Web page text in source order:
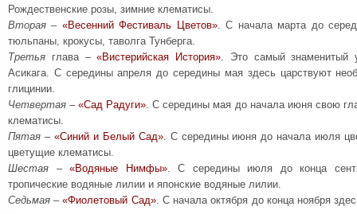
Рождественские розы, зимние клематисы.
Вторая – «Весенний Фестиваль Цветов». С начала марта до
тюльпаны, крокусы, таволга Тунберга.
Третья глава –«Вистерийская История». Это самый знаменитый
Асикага. С середины апреля до середины мая здесь царствуют
глицинии.
Четвертая –«Сад Радуги». С середины мая до начала июня свою
клематисы.
Пятая – «Синий и Белый Сад». С середины июня до начала июля
цветущие клематисы.
Шестая –«Водяные Нимфы». С середины июля до конца
тропические водяные лилии и японские водяные лилии.
Седьмая –«Фиолетовый Сад». С начала октября до конца ноября